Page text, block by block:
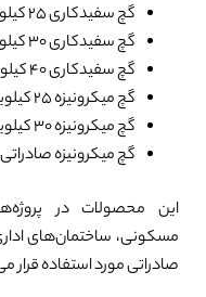
گچ سفیدکاری ۲۵ کیلویی
گچ سفیدکاری ۳۰ کیلویی
گچ سفیدکاری ۴۰ کیلویی
گچ میکرونیزه ۲۵ کیلویی
گچ میکرونیزه ۳۰ کیلویی
گچ میکرونیزه صادراتی ۳۰ کیلویی
این محصولات در
مسکونی، ساختمان‌های
صادراتی مورد استفاده قرار